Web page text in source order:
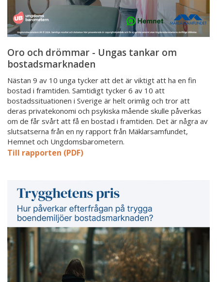
Oro och drömmar - Ungas tankar om
bostadsmarknaden
Nästan 9 av 10 unga tycker att det är viktigt att ha en fin
bostad i framtiden. Samtidigt tycker 6 av 10 att
bostadssituationen i Sverige är helt orimlig och tror att
deras privatekonomi och psykiska mående skulle påverkas
om de får svårt att få en bostad i framtiden. Det är några av
slutsatserna från en ny rapport från Mäklarsamfundet,
Hemnet och Ungdomsbarometern.
Till rapporten (PDF)
rapport
Mäklarsamfundet:
Trygghetens
pris